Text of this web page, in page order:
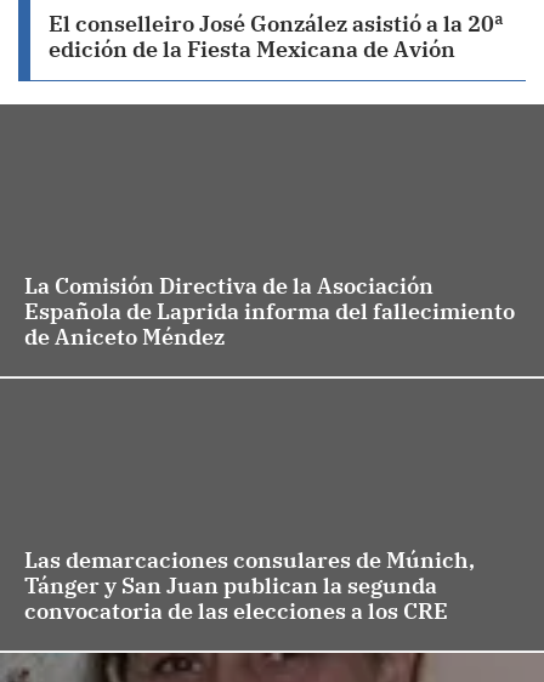
El conselleiro José González asistió a la 20ª
edición de la Fiesta Mexicana de Avión
La Comisión Directiva de la Asociación
Española de Laprida informa del fallecimiento
de Aniceto Méndez
Las demarcaciones consulares de Múnich,
Tánger y San Juan publican la segunda
convocatoria de las elecciones a los CRE